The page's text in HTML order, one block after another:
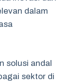
dalam
solusi andal
sektor di